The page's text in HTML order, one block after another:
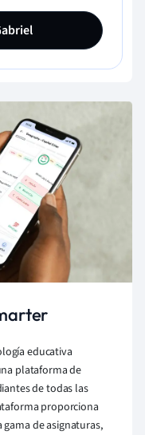
educativa
plataforma de
de todas las
proporciona
de asignaturas,